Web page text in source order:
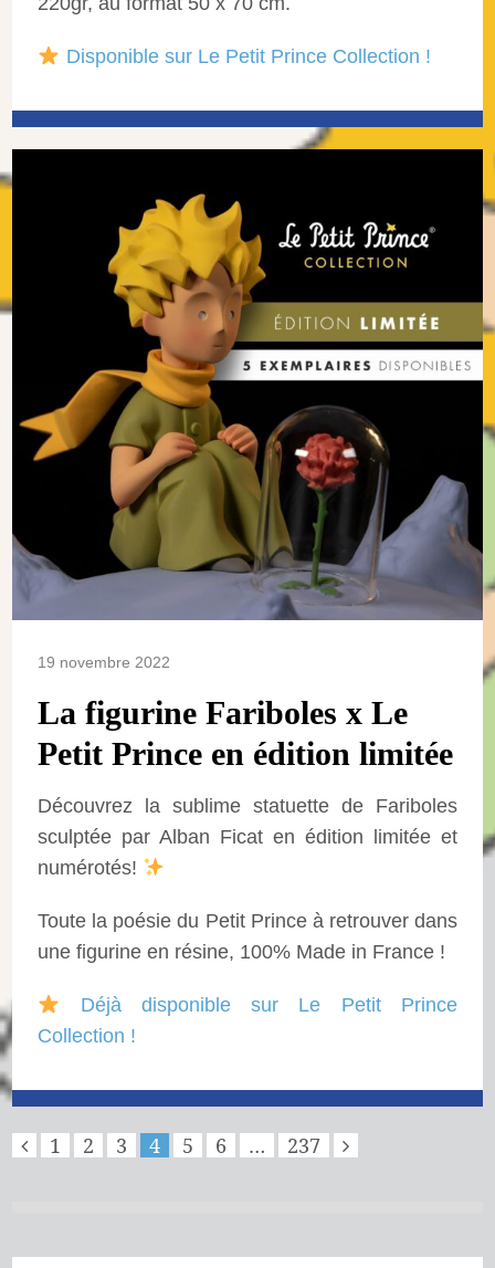
Disponible sur Le Petit Prince Collection !
19 novembre 2022
La figurine Fariboles x Le
Petit Prince en édition limitée
Découvrez la sublime statuette de Fariboles
sculptée par Alban Ficat en édition limitée et
numérotés!
Toute la poésie du Petit Prince à retrouver dans
une figurine en résine, 100% Made in France !
Déjà disponible sur Le Petit Prince
Collection !
1 2 3 4 5 6 … 237